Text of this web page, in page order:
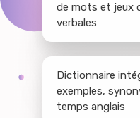
de mots et jeux
verbales
Dictionnaire
exemples,
temps anglais